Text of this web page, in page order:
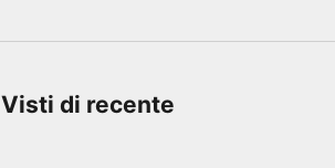
Visti di recente